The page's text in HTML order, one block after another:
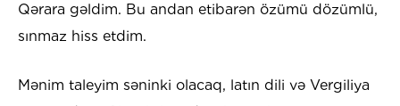
Qərara gəldim. Bu andan etibarən özümü dözümlü,
sınmaz hiss etdim.
Mənim taleyim səninki olacaq, latın dili və Vergiliya